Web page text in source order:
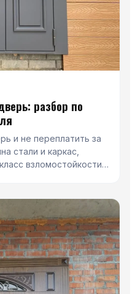
разбор по
и не переплатить за
стали и каркас,
взломостойкости,
тестами прямо
СТК в Подольске.